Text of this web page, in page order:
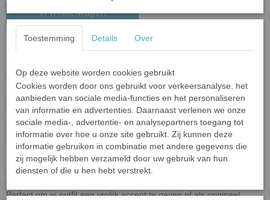
In winkelwagen
Oorbellen Olifant
een echte blikvanger.
De fijne details en levendige kleuren geven de oorbellen een
speelse maar stijlvolle uitstraling.
De olifant staat symbool voor kracht, wijsheid en geluk, wat deze
oorbellen niet alleen mooi maakt om te dragen, maar ook een
bijzondere betekenis geeft.
Dankzij het lichte materiaal zijn de oorbellen comfortabel voor
dagelijks gebruik, terwijl de emaille afwerking zorgt voor een
duurzame glans.
Perfect om je outfit een vrolijk accent te geven of als origineel
Toestemming Details Over
Op deze website worden cookies gebruikt
Cookies worden door ons gebruikt voor verkeersanalyse, het
aanbieden van sociale media-functies en het personaliseren
van informatie en advertenties. Daarnaast verlenen we onze
sociale media-, advertentie- en analysepartners toegang tot
informatie over hoe u onze site gebruikt. Zij kunnen deze
informatie gebruiken in combinatie met andere gegevens die
zij mogelijk hebben verzameld door uw gebruik van hun
diensten of die u hen hebt verstrekt.